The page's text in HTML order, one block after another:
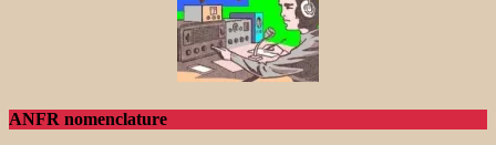
ANFR nomenclature